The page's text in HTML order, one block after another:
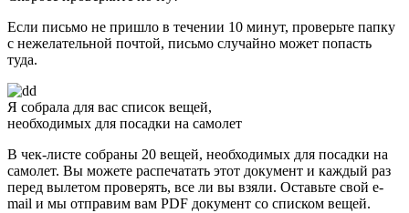
Если письмо не пришло в течении 10 минут, проверьте папку
с нежелательной почтой, письмо случайно может попасть
туда.
Я собрала для вас список вещей,
необходимых для посадки на самолет
В чек-листе собраны 20 вещей, необходимых для посадки на
самолет. Вы можете распечатать этот документ и каждый раз
перед вылетом проверять, все ли вы взяли. Оставьте свой e-
mail и мы отправим вам PDF документ со списком вещей.